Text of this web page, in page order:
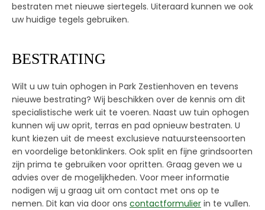
bestraten met nieuwe siertegels. Uiteraard kunnen we ook
uw huidige tegels gebruiken.
BESTRATING
Wilt u uw tuin ophogen in Park Zestienhoven en tevens
nieuwe bestrating? Wij beschikken over de kennis om dit
specialistische werk uit te voeren. Naast uw tuin ophogen
kunnen wij uw oprit, terras en pad opnieuw bestraten. U
kunt kiezen uit de meest exclusieve natuursteensoorten
en voordelige betonklinkers. Ook split en fijne grindsoorten
zijn prima te gebruiken voor opritten. Graag geven we u
advies over de mogelijkheden. Voor meer informatie
nodigen wij u graag uit om contact met ons op te
nemen. Dit kan via door ons contactformulier in te vullen.